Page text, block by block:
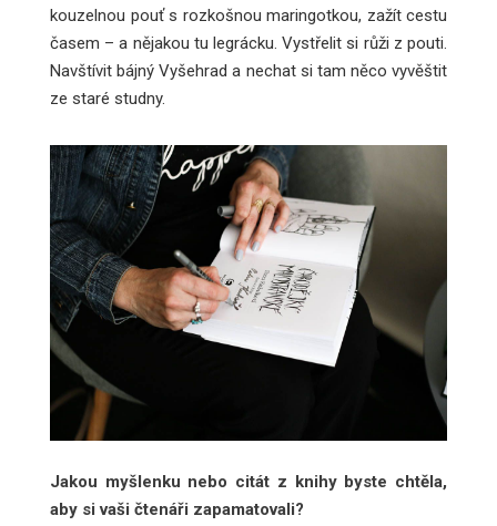
kouzelnou pouť s rozkošnou maringotkou, zažít cestu
časem – a nějakou tu legrácku. Vystřelit si růži z pouti.
Navštívit bájný Vyšehrad a nechat si tam něco vyvěštit
ze staré studny.
Jakou myšlenku nebo citát z knihy byste chtěla,
aby si vaši čtenáři zapamatovali?